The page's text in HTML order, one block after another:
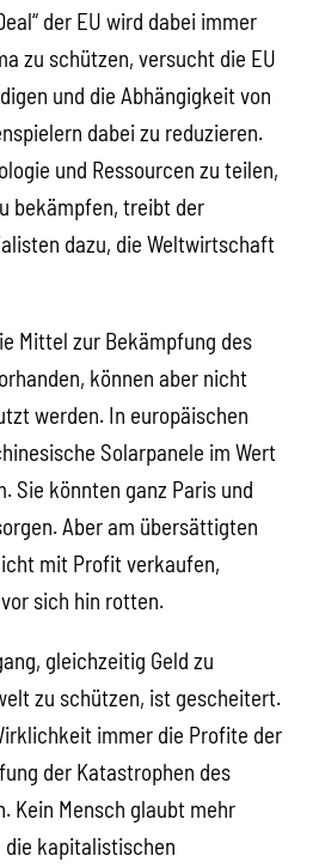
der EU wird dabei immer
zu schützen, versucht die EU
und die Abhängigkeit von
dabei zu reduzieren.
und Ressourcen zu teilen,
bekämpfen, treibt der
dazu, die Weltwirtschaft
Mittel zur Bekämpfung des
können aber nicht
werden. In europäischen
Solarpanele im Wert
Sie könnten ganz Paris und
Aber am übersättigten
mit Profit verkaufen,
sich hin rotten.
gleichzeitig Geld zu
zu schützen, ist gescheitert.
immer die Profite der
der Katastrophen des
Kein Mensch glaubt mehr
die kapitalistischen